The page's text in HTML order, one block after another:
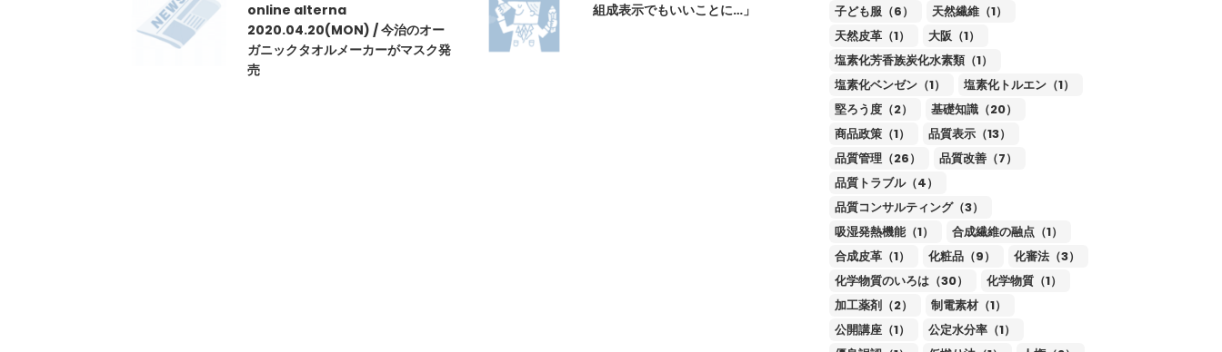
online alterna
2020.04.20(MON) / 今治のオー
ガニックタオルメーカーがマスク発
売
組成表示でもいいことに…」
子ども服（6）
天然繊維（1）
天然皮革（1）
大阪（1）
塩素化芳香族炭化水素類（1）
塩素化ベンゼン（1）
塩素化トルエン（1）
堅ろう度（2）
基礎知識（20）
商品政策（1）
品質表示（13）
品質管理（26）
品質改善（7）
品質トラブル（4）
品質コンサルティング（3）
吸湿発熱機能（1）
合成繊維の融点（1）
合成皮革（1）
化粧品（9）
化審法（3）
化学物質のいろは（30）
化学物質（1）
加工薬剤（2）
制電素材（1）
公開講座（1）
公定水分率（1）